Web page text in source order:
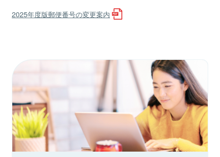
2025年度版郵便番号の変更案内